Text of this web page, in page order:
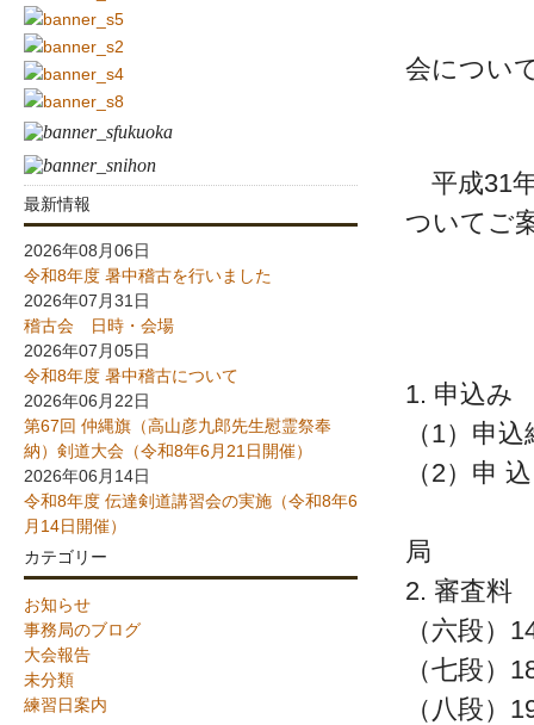
会につい
平成31
ついてご
1. 申込み
（1）申
（2）申
局
2. 審査料
（六段）
（七段）
（八段）
最新情報
2026年08月06日
令和8年度 暑中稽古を行いました
2026年07月31日
稽古会 日時・会場
2026年07月05日
令和8年度 暑中稽古について
2026年06月22日
第67回 仲縄旗（高山彦九郎先生慰霊祭奉
納）剣道大会（令和8年6月21日開催）
2026年06月14日
令和8年度 伝達剣道講習会の実施（令和8年6
月14日開催）
カテゴリー
お知らせ
事務局のブログ
大会報告
未分類
練習日案内